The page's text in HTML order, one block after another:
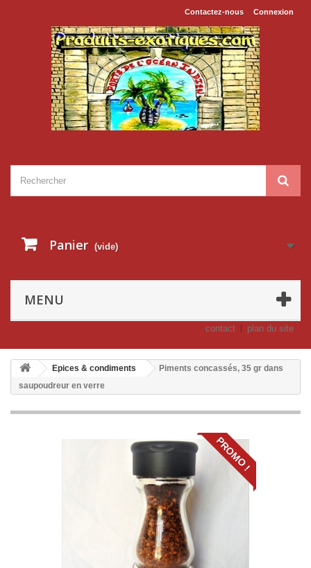
Connexion
Contactez-nous
Panier (vide)
MENU
contact plan du site
Epices & condiments
Piments concassés, 35 gr dans
saupoudreur en verre
PROMO !